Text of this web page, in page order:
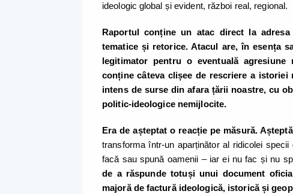
ideologic global și evident, război real, regional.
Raportul conține un atac direct la
tematice și retorice. Atacul are, în esența
legitimator pentru o eventuală
conține câteva clișee de rescriere a
intens de surse din afara țării noastre, cu
politic-ideologice nemijlocite.
Era de așteptat o reacție pe măsură.
transforma într-un aparținător al ridicolei
facă sau spună oamenii – iar ei nu fac și nu
de a răspunde totuși unui document
majoră de factură ideologică, istorică și